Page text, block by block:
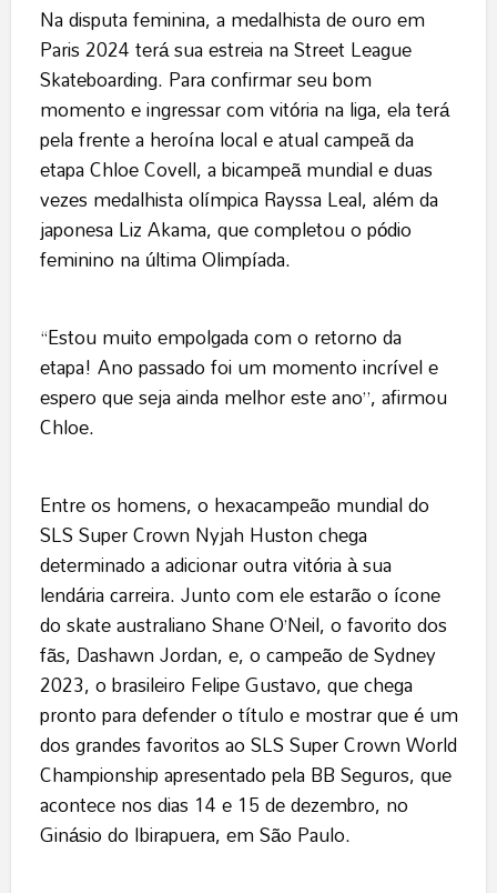
Na disputa feminina, a medalhista de ouro em
Paris 2024 terá sua estreia na Street League
Skateboarding. Para confirmar seu bom
momento e ingressar com vitória na liga, ela terá
pela frente a heroína local e atual campeã da
etapa Chloe Covell, a bicampeã mundial e duas
vezes medalhista olímpica Rayssa Leal, além da
japonesa Liz Akama, que completou o pódio
feminino na última Olimpíada.
“Estou muito empolgada com o retorno da
etapa! Ano passado foi um momento incrível e
espero que seja ainda melhor este ano”, afirmou
Chloe.
Entre os homens, o hexacampeão mundial do
SLS Super Crown Nyjah Huston chega
determinado a adicionar outra vitória à sua
lendária carreira. Junto com ele estarão o ícone
do skate australiano Shane O’Neil, o favorito dos
fãs, Dashawn Jordan, e, o campeão de Sydney
2023, o brasileiro Felipe Gustavo, que chega
pronto para defender o título e mostrar que é um
dos grandes favoritos ao SLS Super Crown World
Championship apresentado pela BB Seguros, que
acontece nos dias 14 e 15 de dezembro, no
Ginásio do Ibirapuera, em São Paulo.